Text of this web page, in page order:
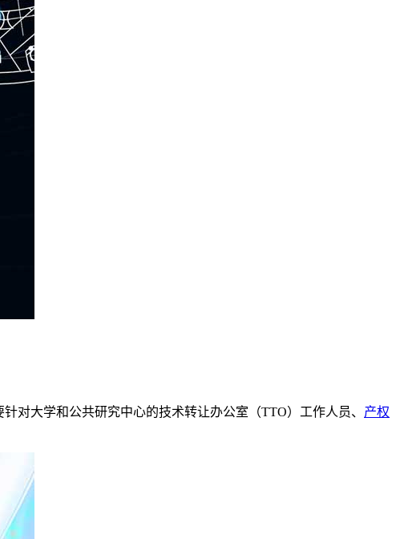
对大学和公共研究中心的技术转让办公室（TTO）工作人员、 产权